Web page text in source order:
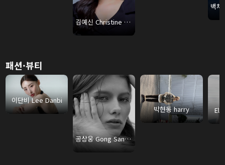
김예신 Christine Kim
패션·뷰티
이단비 Lee Danbi
공상웅 Gong Sangung
박현동 harry